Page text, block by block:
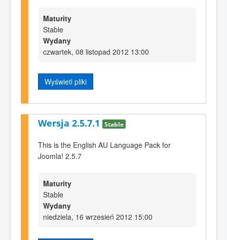
Maturity
Stable
Wydany
czwartek, 08 listopad 2012 13:00
Wyświetl pliki
Wersja 2.5.7.1 Stable
This is the English AU Language Pack for
Joomla! 2.5.7
Maturity
Stable
Wydany
niedziela, 16 wrzesień 2012 15:00